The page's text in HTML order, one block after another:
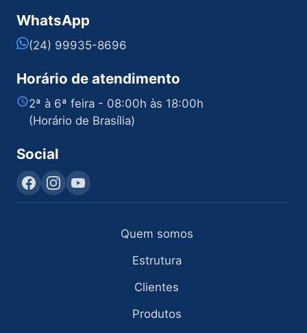
WhatsApp
(24) 99935-8696
Horário de atendimento
2ª à 6ª feira - 08:00h às 18:00h
(Horário de Brasília)
Social
Quem somos
Estrutura
Clientes
Produtos